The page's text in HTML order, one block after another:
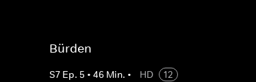
Bürden
S7 Ep. 5 • 46 Min. • HD
12